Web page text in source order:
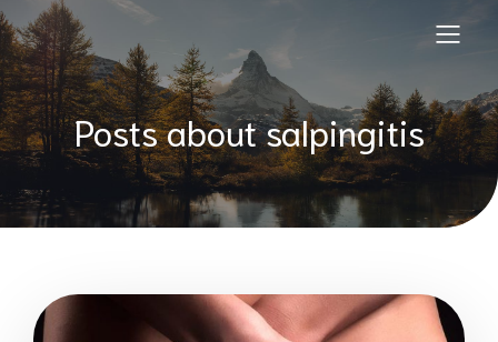
Posts about salpingitis